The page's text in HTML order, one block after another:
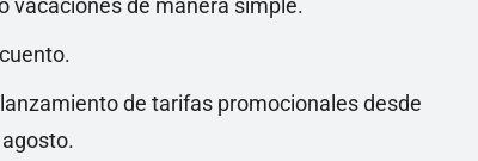
vacaciones de manera simple.
de tarifas promocionales desde